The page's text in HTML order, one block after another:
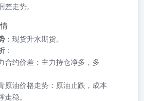
差走势。
：现货升水期货。
：
合约价差：主力持仓净多，多
原油价格走势：原油止跌，成本
走稳。